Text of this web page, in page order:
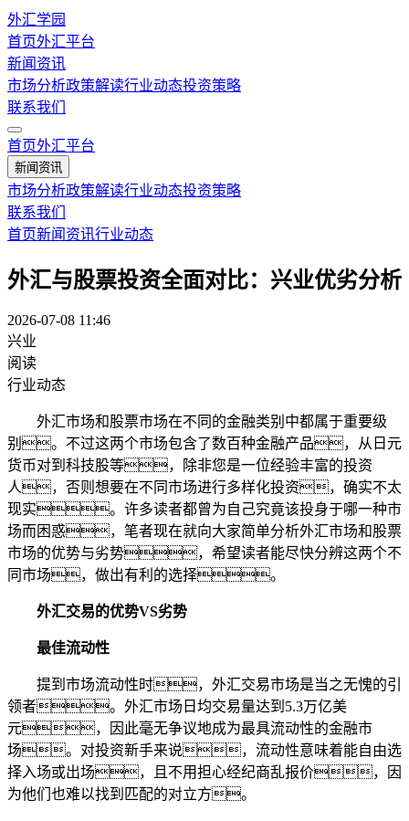
外汇学园
首页外汇平台
新闻资讯
市场分析政策解读行业动态投资策略
联系我们
首页外汇平台
新闻资讯
市场分析政策解读行业动态投资策略
联系我们
首页新闻资讯行业动态
外汇与股票投资全面对比：兴业优劣分析
2026-07-08 11:46
兴业
阅读
行业动态
外汇市场和股票市场在不同的金融类别中都属于重要级
别。不过这两个市场包含了数百种金融产品，从日元
货币对到科技股等，除非您是一位经验丰富的投资
人，否则想要在不同市场进行多样化投资，确实不太
现实。许多读者都曾为自己究竟该投身于哪一种市
场而困惑，笔者现在就向大家简单分析外汇市场和股票
市场的优势与劣势，希望读者能尽快分辨这两个不
同市场，做出有利的选择。
外汇交易的优势VS劣势
最佳流动性
提到市场流动性时，外汇交易市场是当之无愧的引
领者。外汇市场日均交易量达到5.3万亿美
元，因此毫无争议地成为最具流动性的金融市
场。对投资新手来说，流动性意味着能自由选
择入场或出场，且不用担心经纪商乱报价，因
为他们也难以找到匹配的对立方。